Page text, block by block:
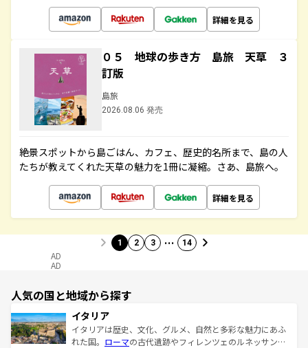
詳細を見る
０５ 地球の歩き方 島旅 天草 ３
訂版
島旅
2026.08.06 発売
絶景スポットから島ごはん、カフェ、歴史的名所まで、島の人
たちが教えてくれた天草の魅力を1冊に凝縮。さあ、島旅へ。
詳細を見る
1 2 3 … 14
AD
AD
人気の国と地域から探す
イタリア
イタリアは歴史、文化、グルメ、自然と多彩な魅力にあふ
れた国。 ローマの古代遺跡やフィレンツェのルネッサンス